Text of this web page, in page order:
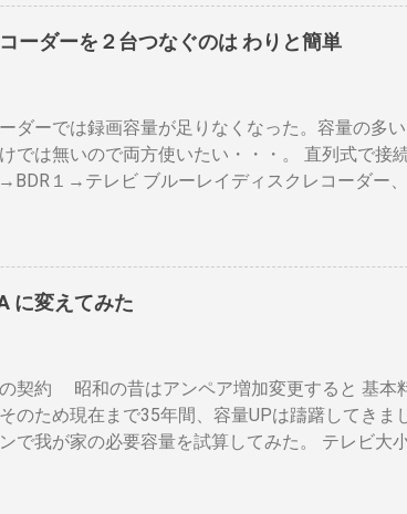
はガスコンロの強火全開でも 20分以上は必要 。
内側ドラムの順で熱が伝わるので、温度変化に
無い とうこと。熱し難く冷めにくいのが特徴。
過式） 早い話が「 回転式炙り焼き 」です。熱
まま反映します。中火で200gなら6分程度で、
ラムに風が入るとすぐ温度が下がります。 メリッ
重ドラムに比べて短時間で焙煎できる チャフ
に素通し。熱気が溜まらない。 温度計は上昇か
、通過する空気の温度しかわからない チャフがパ
れは一番の欠点でしょう。 温度測定は、非接触
が可能なら希望がないわけではない。しかし、
ーダーを２台つなぐのは わりと簡単
ダーでは録画容量が足りなくなった。容量の多
では無いので両方使いたい・・・。 直列式で接
１→テレビ ブルーレイディスクレコーダー
損失なく接続できます。並列にするとアンテナ信
ます。 地上波の接続（アンテナケーブル２本必要
地上波アンテナ入力」端子へ接続 BDR２の地上
必要）※１ BSのアンテナケーブルをBDR２の「
テレビへ（出力）」端子とBDR１の「BSアンテ
のBSの「テレビへ（出力）」端子とテレビの「
接続（HDMIケーブル２本必要）※2 BDRの「
に変えてみた
契約 昭和の昔はアンペア増加変更すると 基本
のため現在まで35年間、容量UPは躊躇してき
で我が家の必要容量を試算してみた。 テレビ大
、冷蔵庫3台、オーブンレンジ２・トースター、